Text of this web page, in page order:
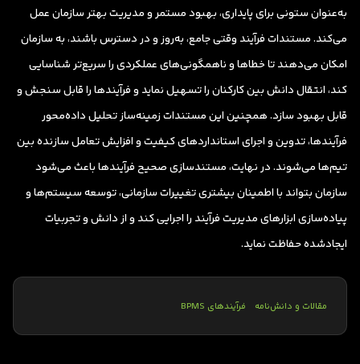
به‌عنوان ستونی برای پایداری، بهبود مستمر و مدیریت بهتر سازمان عمل
می‌کند. مستندات فرآیند وقتی جامع، به‌روز و در دسترس باشند، به سازمان
امکان می‌دهند تا خطاها و ناهمگونی‌های عملکردی را سریع‌تر شناسایی
کند، انتقال دانش بین کارکنان را تسهیل نماید و فرآیندها را قابل سنجش و
قابل بهبود سازد. همچنین این مستندات زمینه‌ساز تحلیل داده‌محور
فرآیندها، تدوین و اجرای استانداردهای کیفیت و افزایش تعامل سازنده بین
تیم‌ها می‌شوند. در نهایت، مستندسازی صحیح فرآیندها باعث می‌شود
سازمان بتواند با اطمینان بیشتری تغییرات سازمانی، توسعه سیستم‌ها و
پیاده‌سازی ابزارهای مدیریت فرآیند را اجرایی کند و از دانش و تجربیات
ایجادشده حفاظت نماید.
مقالات و دانش‌نامه فرآیندهای BPMS